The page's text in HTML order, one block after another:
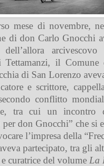
mese di novembre,
di don Carlo Gnocchi
Tettamanzi, il Comune
di San Lorenzo
e scrittore,
conflitto
tra cui un incontro
don Gnocchi” che si
l’impresa della
partecipato, tra gli
curatrice del volume La